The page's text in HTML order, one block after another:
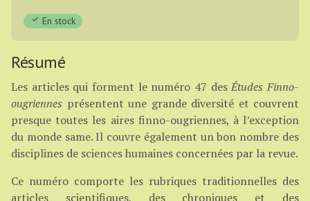
En stock
Résumé
Les articles qui forment le numéro 47 desÉtudes Finno-
ougriennes présentent une grande diversité et couvrent
presque toutes les aires finno-ougriennes, à l’exception
du monde same. Il couvre également un bon nombre des
disciplines de sciences humaines concernées par la revue.
Ce numéro comporte les rubriques traditionnelles des
articles scientifiques, des chroniques et des